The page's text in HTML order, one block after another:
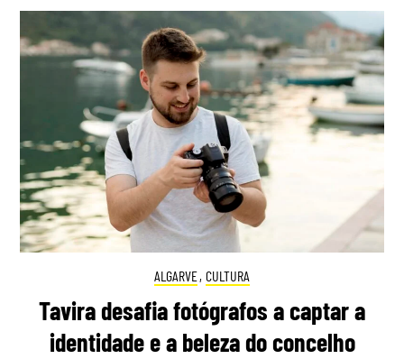
ALGARVE, CULTURA
Tavira desafia fotógrafos a captar a
identidade e a beleza do concelho